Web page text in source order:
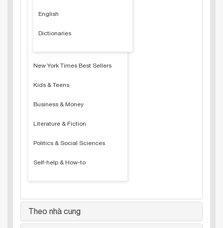
English
Dictionaries
New York Times Best Sellers
Kids & Teens
Business & Money
Literature & Fiction
Politics & Social Sciences
Self-help & How-to
Theo nhà cung